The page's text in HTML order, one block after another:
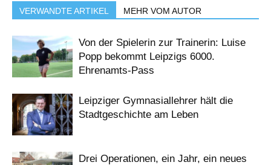
VERWANDTE ARTIKEL MEHR VOM AUTOR
Von der Spielerin zur Trainerin: Luise
Popp bekommt Leipzigs 6000.
Ehrenamts-Pass
Leipziger Gymnasiallehrer hält die
Stadtgeschichte am Leben
Drei Operationen, ein Jahr, ein neues